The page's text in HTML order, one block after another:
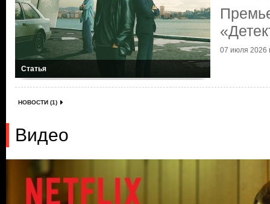
Статья
07 июля 2026
НОВОСТИ (1)
Видео